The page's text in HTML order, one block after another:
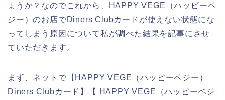
ょうか？なのでこれから、HAPPY VEGE（ハッピーベ
ジー）のお店でDiners Clubカードが使えない状態にな
ってしまう原因について私が調べた結果を記事にさせ
ていただきます。
まず、ネットで【HAPPY VEGE（ハッピーベジー）
Diners Clubカード】【 HAPPY VEGE（ハッピーベジ